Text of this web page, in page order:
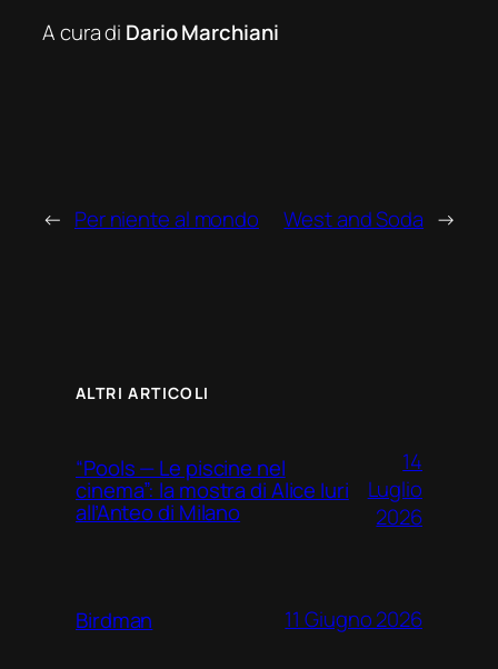
A cura di Dario Marchiani
← Per niente al mondo West and Soda →
ALTRI ARTICOLI
“Pools — Le piscine nel
cinema”: la mostra di Alice Iuri
all’Anteo di Milano
14
Luglio
2026
Birdman 11 Giugno 2026